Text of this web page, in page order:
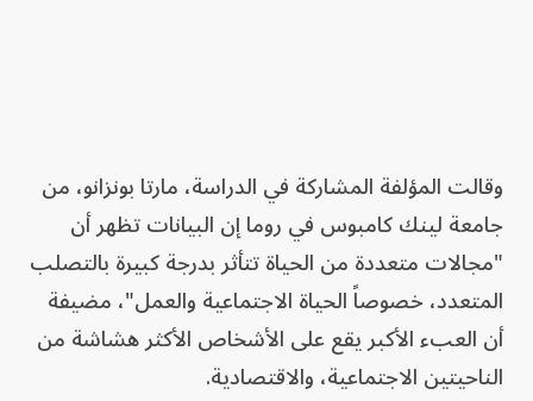
وقالت المؤلفة المشاركة في الدراسة، مارتا بونزانو، من
جامعة لينك كامبوس في روما إن البيانات تظهر أن
"مجالات متعددة من الحياة تتأثر بدرجة كبيرة بالتصلب
المتعدد، خصوصاً الحياة الاجتماعية والعمل"، مضيفة
أن العبء الأكبر يقع على الأشخاص الأكثر هشاشة من
الناحيتين الاجتماعية، والاقتصادية.